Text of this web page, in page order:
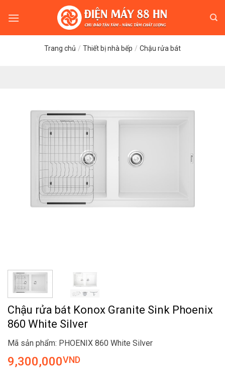
Trang chủ / Thiết bị nhà bếp / Chậu rửa bát
Chậu rửa bát Konox Granite Sink Phoenix
860 White Silver
Mã sản phẩm: PHOENIX 860 White Silver
9,300,000VND